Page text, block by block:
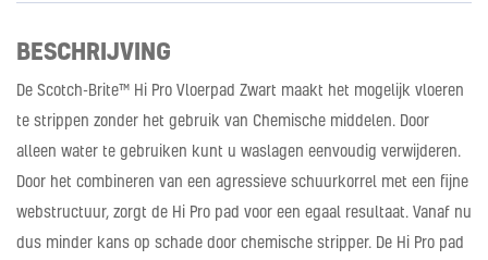
BESCHRIJVING
De Scotch-Brite™ Hi Pro Vloerpad Zwart maakt het mogelijk vloeren
te strippen zonder het gebruik van Chemische middelen. Door
alleen water te gebruiken kunt u waslagen eenvoudig verwijderen.
Door het combineren van een agressieve schuurkorrel met een fijne
webstructuur, zorgt de Hi Pro pad voor een egaal resultaat. Vanaf nu
dus minder kans op schade door chemische stripper. De Hi Pro pad